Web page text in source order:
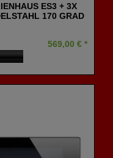
ES3 + 3X
170 GRAD
569,00 € *